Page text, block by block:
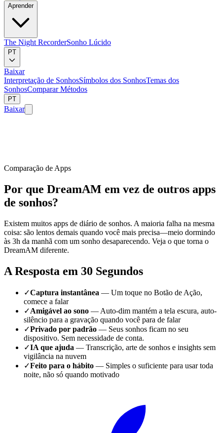
Aprender
The Night RecorderSonho Lúcido
PT
Baixar
Interpretação de SonhosSímbolos dos SonhosTemas dos
SonhosComparar Métodos
PT
Baixar
Comparação de Apps
Por que DreamAM em vez de outros apps
de sonhos?
Existem muitos apps de diário de sonhos. A maioria falha na mesma
coisa: são lentos demais quando você mais precisa—meio dormindo
às 3h da manhã com um sonho desaparecendo. Veja o que torna o
DreamAM diferente.
A Resposta em 30 Segundos
✓Captura instantânea — Um toque no Botão de Ação,
comece a falar
✓Amigável ao sono — Auto-dim mantém a tela escura, auto-
silêncio para a gravação quando você para de falar
✓Privado por padrão — Seus sonhos ficam no seu
dispositivo. Sem necessidade de conta.
✓IA que ajuda — Transcrição, arte de sonhos e insights sem
vigilância na nuvem
✓Feito para o hábito — Simples o suficiente para usar toda
noite, não só quando motivado